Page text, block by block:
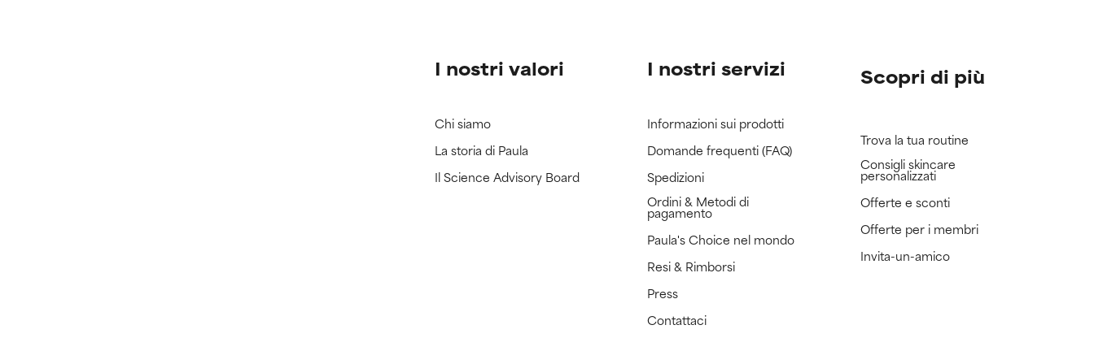
I nostri valori
Chi siamo
La storia di Paula
Il Science Advisory Board
I nostri servizi
Informazioni sui prodotti
Domande frequenti (FAQ)
Spedizioni
Ordini & Metodi di
pagamento
Paula's Choice nel mondo
Resi & Rimborsi
Press
Contattaci
Scopri di più
Trova la tua routine
Consigli skincare
personalizzati
Offerte e sconti
Offerte per i membri
Invita-un-amico